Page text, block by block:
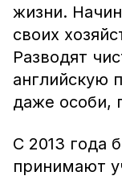
жизни.
своих
Разводят
английскую
даже особи,
С 2013 года
принимают